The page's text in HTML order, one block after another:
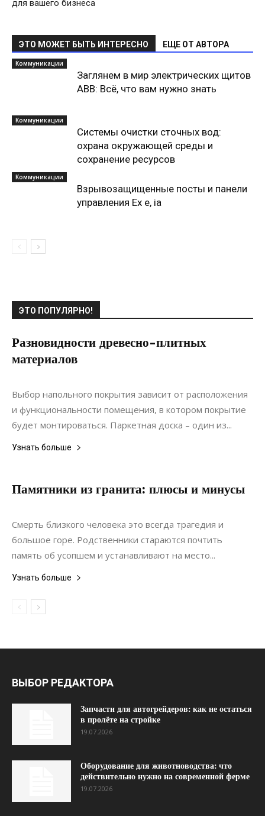
для вашего бизнеса
ЭТО МОЖЕТ БЫТЬ ИНТЕРЕСНО ЕЩЕ ОТ АВТОРА
Коммуникации
Заглянем в мир электрических щитов
ABB: Всё, что вам нужно знать
Коммуникации
Системы очистки сточных вод:
охрана окружающей среды и
сохранение ресурсов
Коммуникации
Взрывозащищенные посты и панели
управления Ex e, ia
ЭТО ПОПУЛЯРНО!
Разновидности древесно-плитных
материалов
11.08.2021
Выбор напольного покрытия зависит от расположения
и функциональности помещения, в котором покрытие
будет монтироваться. Паркетная доска – один из...
Узнать больше
Памятники из гранита: плюсы и минусы
29.05.2021 0
Смерть близкого человека это всегда трагедия и
большое горе. Родственники стараются почтить
память об усопшем и устанавливают на место...
Узнать больше
ВЫБОР РЕДАКТОРА
Запчасти для автогрейдеров: как не остаться
в пролёте на стройке
19.07.2026
Оборудование для животноводства: что
действительно нужно на современной ферме
19.07.2026